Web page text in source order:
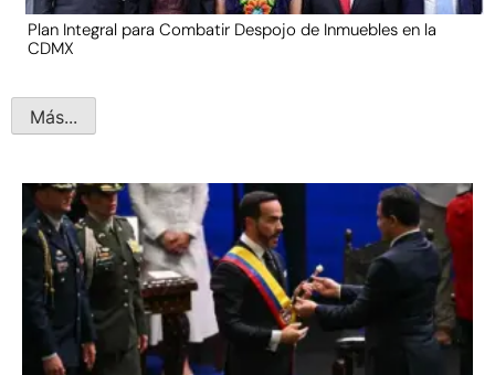
Plan Integral para Combatir Despojo de Inmuebles en la
CDMX
Más...